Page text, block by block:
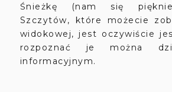
Śnieżkę (nam się pięknie
Szczytów, które możecie
widokowej, jest oczywiście
rozpoznać je można
informacyjnym.